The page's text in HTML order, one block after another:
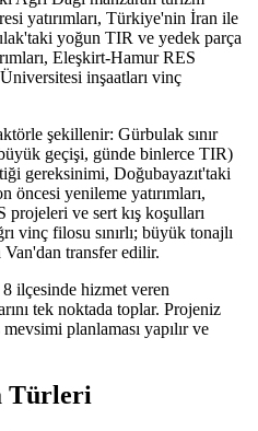
yatırımları, Türkiye'nin İran ile
yoğun TIR ve yedek parça
Eleşkirt-Hamur RES
inşaatları vinç
şekillenir: Gürbulak sınır
geçişi, günde binlerce TIR)
gereksinimi, Doğubayazıt'taki
öncesi yenileme yatırımları,
ve sert kış koşulları
vinç filosu sınırlı; büyük tonajlı
transfer edilir.
ilçesinde hizmet veren
tek noktada toplar. Projeniz
planlaması yapılır ve
Türleri